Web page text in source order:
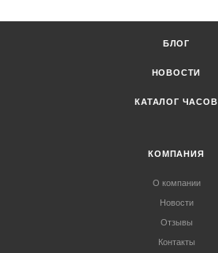
БЛОГ
НОВОСТИ
КАТАЛОГ ЧАСОВ
КОМПАНИЯ
О компании
Новости
Отзывы
Контакты